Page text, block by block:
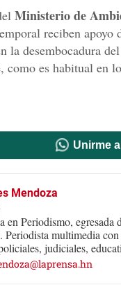
Ministerio de
reciben apoyo
la desembocadura del
como es habitual en
Unirme
Mendoza
en Periodismo,
Periodista multimedia
judiciales,